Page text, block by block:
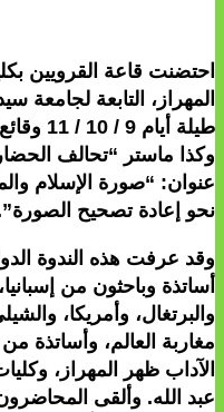
احتضنت قاعة القرويين
المهراز، التابعة
طيلة
وكذا ماستر “تحالف
عنوان: “صورة الإسلام
نحو إعادة تصحيح
وقد عرفت هذه الندوة
أساتذة وباحثون من
والبرتغال، وأمريكا،
مغاربة العالم، وأساتذة
الآداب ظهر المهراز،
عبد الله. وألقى المحاضرون